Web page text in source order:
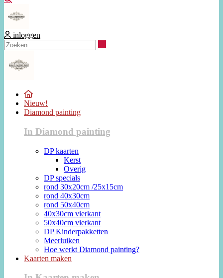
inloggen
Nieuw!
Diamond painting
In Diamond painting
DP kaarten
Kerst
Overig
DP specials
rond 30x20cm /25x15cm
rond 40x30cm
rond 50x40cm
40x30cm vierkant
50x40cm vierkant
DP Kinderpakketten
Meerluiken
Hoe werkt Diamond painting?
Kaarten maken